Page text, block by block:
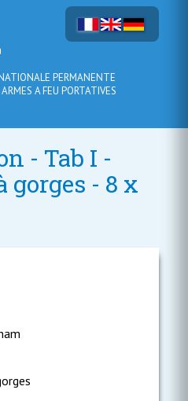
PERMANENTE
A FEU PORTATIVES
- Tab I -
gorges - 8 x